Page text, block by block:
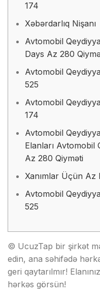
174
Xəbərdarlıq Nişanı
Avtomobil
Days Az 280
Avtomobil
525
Avtomobil
174
Avtomobil
Elanları Avtomobil
Az 280 Qiyməti
Xanımlar Üçün Az
Avtomobil
525
© UcuzTap bir şirkət
edin, ana səhifədə
geri qaytarılmır!
hərkəs görsün!